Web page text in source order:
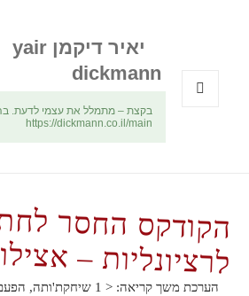
יאיר דיקמן yair
dickmann
בקצת – מתמלל את עצמי לדעת.
https://dickmann.co.il/main
הקודקס החסר
לרציונליות –
הערכת משך קריאה: < 1 שיחקת'ותה,